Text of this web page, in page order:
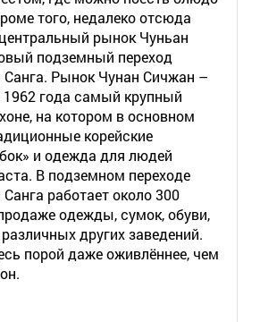
того, недалеко отсюда
рынок Чуньан
подземный переход
Санга. Рынок Чунан Сичжан –
года самый крупный
на котором в основном
корейские
и одежда для людей
В подземном переходе
работает около 300
одежды, сумок, обуви,
других заведений.
порой даже оживлённее, чем